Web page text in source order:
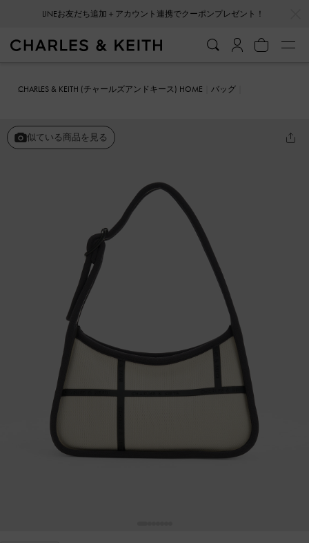
LINEお友だち追加＋アカウント連携でクーポンプレゼント！
CHARLES & KEITH (チャールズアンドキース) HOME
バッグ
似ている商品を見る